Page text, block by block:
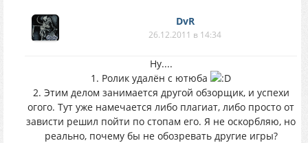
DvR
26.12.2011 в 14:34
Ну....
1. Ролик удалён с ютюба
2. Этим делом занимается другой обзорщик, и успехи
огого. Тут уже намечается либо плагиат, либо просто от
зависти решил пойти по стопам его. Я не оскорбляю, но
реально, почему бы не обозревать другие игры?